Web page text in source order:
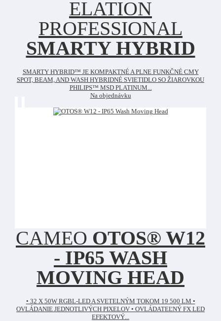
ELATION
PROFESSIONAL
SMARTY HYBRID
SMARTY HYBRID™ JE KOMPAKTNÉ A PLNE FUNKČNÉ CMY
SPOT, BEAM, AND WASH HYBRIDNÉ SVIETIDLO SO ŽIAROVKOU
PHILIPS™ MSD PLATINUM...
Na objednávku
CAMEO OTOS® W12
- IP65 WASH
MOVING HEAD
• 32 X 50W RGBL-LED A SVETELNÝM TOKOM 19 500 LM •
OVLÁDANIE JEDNOTLIVÝCH PIXELOV • OVLÁDATEĽNÝ FX LED
EFEKTOVÝ...